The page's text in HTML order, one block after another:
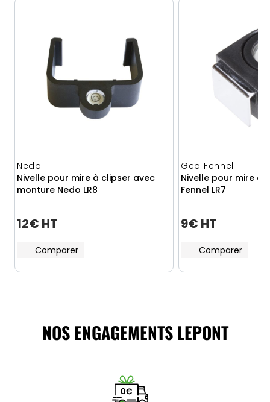
Nedo
Nivelle pour mire à clipser avec
monture Nedo LR8
12€ HT
Comparer
Geo Fennel
Nivelle pour mire à
Fennel LR7
9€ HT
Comparer
NOS ENGAGEMENTS LEPONT